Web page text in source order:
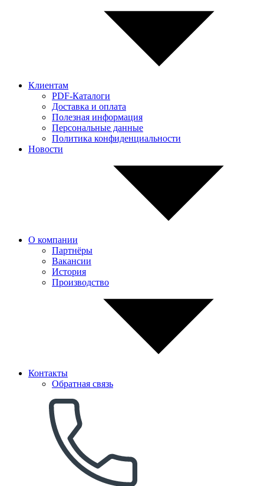
Клиентам
PDF-Каталоги
Доставка и оплата
Полезная информация
Персональные данные
Политика конфиденциальности
Новости
О компании
Партнёры
Вакансии
История
Производство
Контакты
Обратная связь